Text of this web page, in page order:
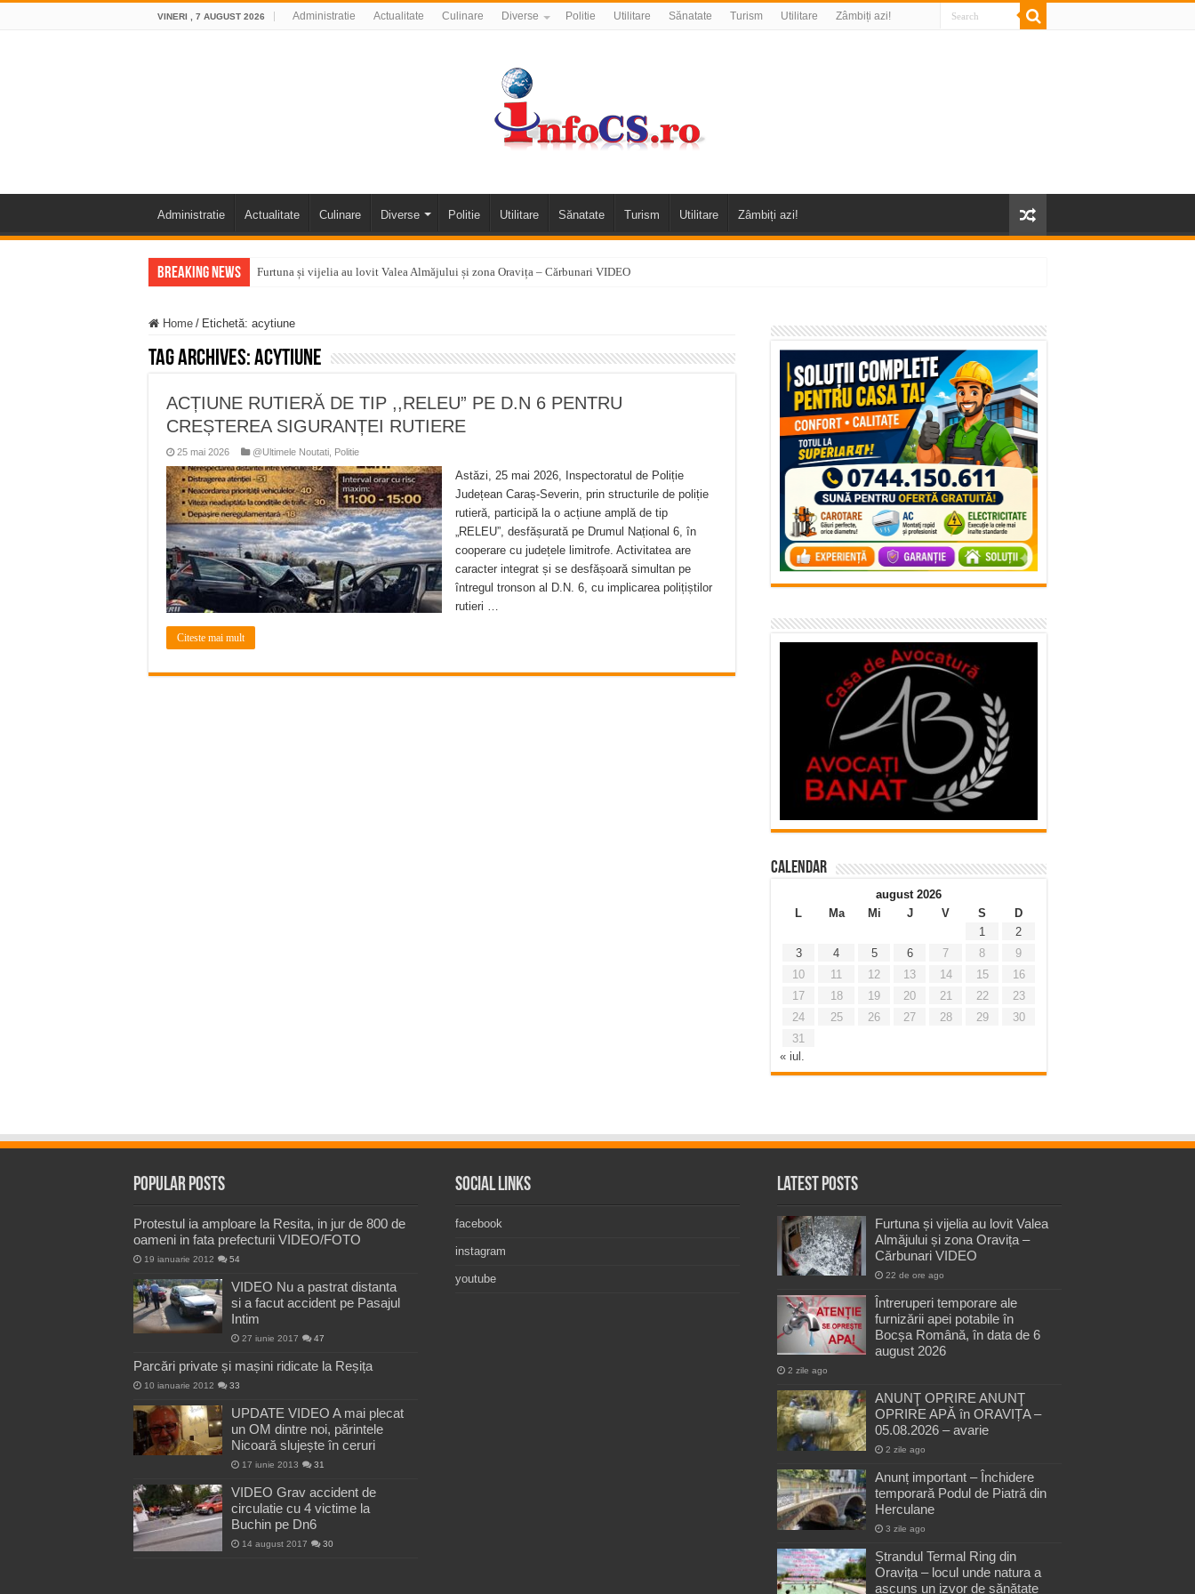
VINERI , 7 AUGUST 2026 Administratie Actualitate Culinare Diverse Politie Utilitare Sănatate Turism Utilitare Zâmbiți azi!
Administratie Actualitate Culinare Diverse Politie Utilitare Sănatate Turism Utilitare Zâmbiți azi!
Breaking News Furtuna și vijelia au lovit Valea Almăjului și zona Oravița – Cărbunari VIDEO
ANUNŢ OPRIRE ANUNŢ OPRIRE APĂ în ORAVIȚA – 05.08.2026 – avarie
Anunț important – Închidere temporară Podul de Piatră din Herculane
Miresme de lavandă, mentă și flori de vară și râsete de copii la Carașova VIDEO
ANUNŢ OPRIRE APĂ în CARANSEBEȘ – 04.08.2026 – avarie – Calea Severinului
ANUNŢ OPRIRE APĂ în CARANSEBEȘ avarie
ANUNȚ OPRIRE APĂ în Reșița, cartier Țerova – avarie – 04.08.2026
Home / Etichetă: acytiune
Tag Archives:acytiune
ACȚIUNE RUTIERĂ DE TIP ,,RELEU” PE D.N 6 PENTRU
CREȘTEREA SIGURANȚEI RUTIERE
25 mai 2026 @Ultimele Noutati Politie
Astăzi, 25 mai 2026, Inspectoratul de Poliție
Județean Caraș-Severin, prin structurile de poliție
rutieră, participă la o acțiune amplă de tip
„RELEU”, desfășurată pe Drumul Național 6, în
cooperare cu județele limitrofe. Activitatea are
caracter integrat și se desfășoară simultan pe
întregul tronson al D.N. 6, cu implicarea polițiștilor
rutieri …
Citeste mai mult
Calendar
august 2026
L
Ma Mi J V S
D
1
2
3
4 5 6 7 8
9
10
11 12 13 14 15
16
17
18 19 20 21 22
23
24
25 26 27 28 29
30
31
« iul.
Popular Posts
Protestul ia amploare la Resita, in jur de 800 de
oameni in fata prefecturii VIDEO/FOTO
19 ianuarie 2012 54
VIDEO Nu a pastrat distanta
si a facut accident pe Pasajul
Intim
27 iunie 2017 47
Parcări private și mașini ridicate la Reșița
10 ianuarie 2012 33
UPDATE VIDEO A mai plecat
un OM dintre noi, părintele
Nicoară slujește în ceruri
17 iunie 2013 31
VIDEO Grav accident de
circulatie cu 4 victime la
Buchin pe Dn6
14 august 2017 30
Social Links
facebook
instagram
youtube
Latest Posts
Furtuna și vijelia au lovit Valea
Almăjului și zona Oravița –
Cărbunari VIDEO
22 de ore ago
Întreruperi temporare ale
furnizării apei potabile în
Bocșa Română, în data de 6
august 2026
2 zile ago
ANUNŢ OPRIRE ANUNŢ
OPRIRE APĂ în ORAVIȚA –
05.08.2026 – avarie
2 zile ago
Anunț important – Închidere
temporară Podul de Piatră din
Herculane
3 zile ago
Ștrandul Termal Ring din
Oravița – locul unde natura a
ascuns un izvor de sănătate